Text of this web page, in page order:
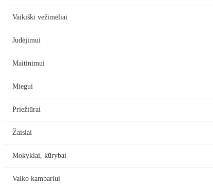
Vaikiški vežimėliai
Judėjimui
Maitinimui
Miegui
Priežiūrai
Žaislai
Mokyklai, kūrybai
Vaiko kambariui